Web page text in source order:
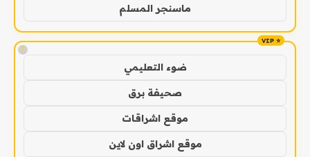
ماسنجر المسلم
!
ضوء التعليمي
صحيفة برق
موقع اشراقات
موقع اشراق اون لاين